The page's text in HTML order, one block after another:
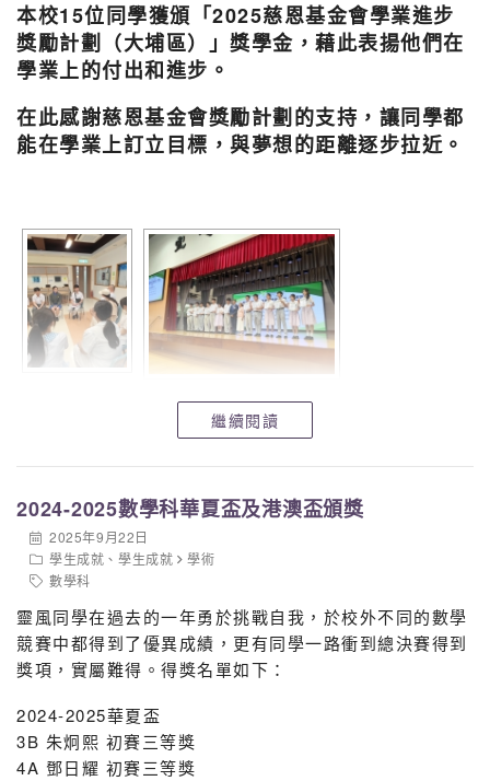
本校15位同學獲頒「2025慈恩基金會學業進步
獎勵計劃（大埔區）」獎學金，藉此表揚他們在
學業上的付出和進步。
在此感謝慈恩基金會獎勵計劃的支持，讓同學都
能在學業上訂立目標，與夢想的距離逐步拉近。
繼續閱讀
2024-2025數學科華夏盃及港澳盃頒獎
2025年9月22日
學生成就 、學生成就
學術
數學科
靈風同學在過去的一年勇於挑戰自我，於校外不同的數學
競賽中都得到了優異成績，更有同學一路衝到總決賽得到
獎項，實屬難得。得獎名單如下：
2024-2025華夏盃
3B 朱炯熙 初賽三等獎
4A 鄧日耀 初賽三等獎